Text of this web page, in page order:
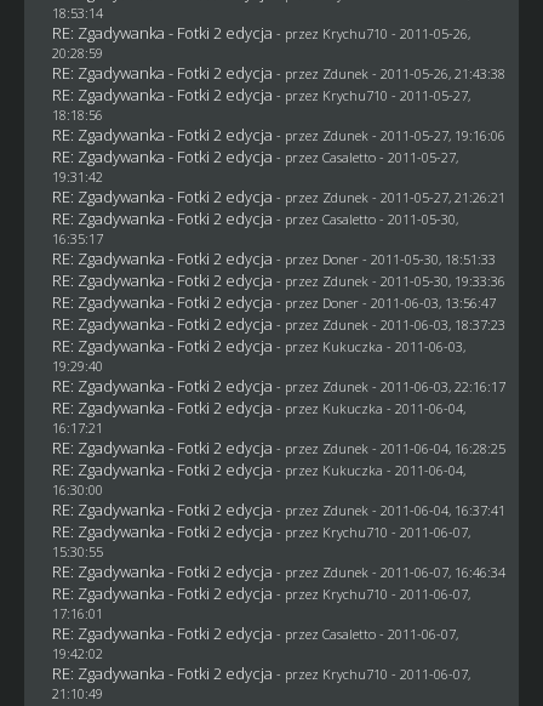
18:53:14
RE: Zgadywanka - Fotki 2 edycja - przez Krychu710 - 2011-05-26,
20:28:59
RE: Zgadywanka - Fotki 2 edycja - przez Zdunek - 2011-05-26, 21:43:38
RE: Zgadywanka - Fotki 2 edycja - przez Krychu710 - 2011-05-27,
18:18:56
RE: Zgadywanka - Fotki 2 edycja - przez Zdunek - 2011-05-27, 19:16:06
RE: Zgadywanka - Fotki 2 edycja - przez Casaletto- 2011-05-27,
19:31:42
RE: Zgadywanka - Fotki 2 edycja - przez Zdunek - 2011-05-27, 21:26:21
RE: Zgadywanka - Fotki 2 edycja - przez Casaletto- 2011-05-30,
16:35:17
RE: Zgadywanka - Fotki 2 edycja - przez Doner- 2011-05-30, 18:51:33
RE: Zgadywanka - Fotki 2 edycja - przez Zdunek - 2011-05-30, 19:33:36
RE: Zgadywanka - Fotki 2 edycja - przez Doner- 2011-06-03, 13:56:47
RE: Zgadywanka - Fotki 2 edycja - przez Zdunek - 2011-06-03, 18:37:23
RE: Zgadywanka - Fotki 2 edycja - przez Kukuczka - 2011-06-03,
19:29:40
RE: Zgadywanka - Fotki 2 edycja - przez Zdunek - 2011-06-03, 22:16:17
RE: Zgadywanka - Fotki 2 edycja - przez Kukuczka - 2011-06-04,
16:17:21
RE: Zgadywanka - Fotki 2 edycja - przez Zdunek - 2011-06-04, 16:28:25
RE: Zgadywanka - Fotki 2 edycja - przez Kukuczka - 2011-06-04,
16:30:00
RE: Zgadywanka - Fotki 2 edycja - przez Zdunek - 2011-06-04, 16:37:41
RE: Zgadywanka - Fotki 2 edycja - przez Krychu710 - 2011-06-07,
15:30:55
RE: Zgadywanka - Fotki 2 edycja - przez Zdunek - 2011-06-07, 16:46:34
RE: Zgadywanka - Fotki 2 edycja - przez Krychu710 - 2011-06-07,
17:16:01
RE: Zgadywanka - Fotki 2 edycja - przez Casaletto- 2011-06-07,
19:42:02
RE: Zgadywanka - Fotki 2 edycja - przez Krychu710 - 2011-06-07,
21:10:49